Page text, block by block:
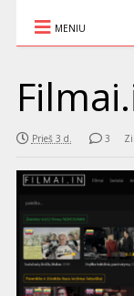
MENIU
Prieš 3 d. 3